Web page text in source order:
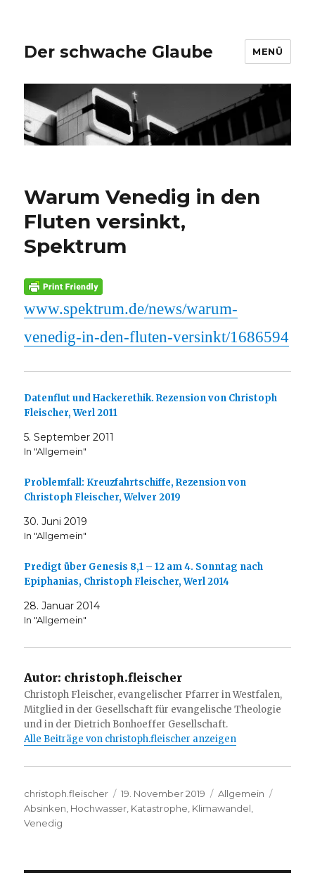
Der schwache Glaube MENÜ
Warum Venedig in den
Fluten versinkt,
Spektrum
www.spektrum.de/news/warum-
venedig-in-den-fluten-versinkt/1686594
Datenflut und Hackerethik. Rezension von Christoph
Fleischer, Werl 2011
5. September 2011
In "Allgemein"
Problemfall: Kreuzfahrtschiffe, Rezension von
Christoph Fleischer, Welver 2019
30. Juni 2019
In "Allgemein"
Predigt über Genesis 8,1 – 12 am 4. Sonntag nach
Epiphanias, Christoph Fleischer, Werl 2014
28. Januar 2014
In "Allgemein"
Autor: christoph.fleischer
Christoph Fleischer, evangelischer Pfarrer in Westfalen,
Mitglied in der Gesellschaft für evangelische Theologie
und in der Dietrich Bonhoeffer Gesellschaft.
Alle Beiträge von christoph.fleischer anzeigen
Autor
christoph.fleischer
Veröffentlicht
am
19. November 2019 Kategorien
Allgemein
Absinken Hochwasser Katastrophe Klimawandel
Venedig